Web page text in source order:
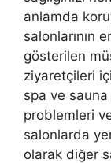
anlamda
salonlarının
gösterilen
ziyaretçileri
spa ve sauna
problemleri
salonlarda
olarak diğer